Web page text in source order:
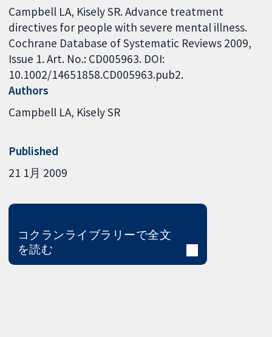
Campbell LA, Kisely SR. Advance treatment
directives for people with severe mental illness.
Cochrane Database of Systematic Reviews 2009,
Issue 1. Art. No.: CD005963. DOI:
10.1002/14651858.CD005963.pub2.
Authors
Campbell LA Kisely SR
Published
21 1月 2009
コクランライブラリーで全文
を読む